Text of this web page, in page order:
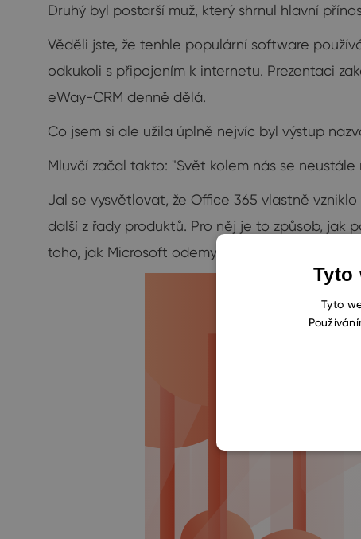
Druhý byl postarší muž, který shrnul hlavní
Věděli jste, že tenhle populární software
odkukoli s připojením k internetu. Prezentaci
eWay-CRM denně dělá.
Co jsem si ale užila úplně nejvíc byl výstup
Mluvčí začal takto: "Svět kolem nás se
Jal se vysvětlovat, že Office 365 vlastně
další z řady produktů. Pro něj je to způsob, jak
toho, jak Microsoft odemyká kreativitu. A jak
Tyto
Tyto